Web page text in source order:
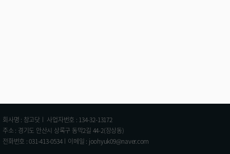
회사명 : 창고닷ㅣ 사업자번호 : 134-32-13172
주소 : 경기도 안산시 상록구 동막2길 44-2(장상동)
전화번호 : 031-413-0534ㅣ이메일 : joohyuk09@naver.com